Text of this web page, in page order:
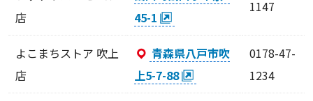
店
45-1
1147
よこまちストア 吹上
店
青森県八戸市吹
上5-7-88
0178-47-
1234